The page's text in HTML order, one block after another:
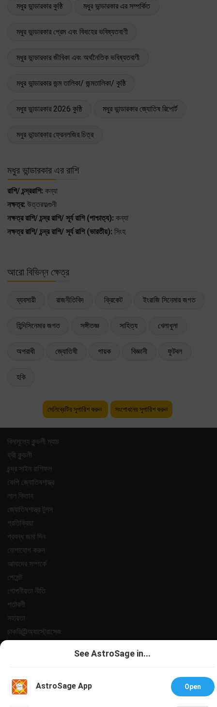
মধুর ভান্ডারকার কুষ্ঠি মধুর ভান্ডারকার এর সম্পর্কিত
মধুর ভান্ডারকার প্রেম এবং বিবাহের ভবিষ্যতবাণী
মধুর ভান্ডারকার জীবিকা এবং অর্থনৈতিক ভবিষ্যতবাণী
মধুর ভান্ডারকার জন্ম তালিকা/ জন্মতালিকা/ কুষ্ঠি
মধুর ভান্ডারকার 2026 কুষ্ঠি মধুর ভান্ডারকার জ্যোতিষ রিপোর্ট
মধুর ভান্ডারকার ফ্রেনলজির চিত্র
মধুর ভান্ডারকার এর রাশি
রাশি/ চন্দ্ররাশি: কন্যা
নক্ষত্র: উত্তরফল্গুনী
নক্ষত্র রাশি/ চন্দ্র রাশি/ সূর্য রাশি (পাশ্চাত্য): কন্যা
নক্ষত্র রাশি/ চন্দ্র রাশি/ সূর্য রাশি (ভারতীয়): সিংহ
আরো বিভিন্ন ক্ষেত্র
ব্যবসায়ী রাজনীতিবিদ ক্রিকেট ইংরাজি সিনেমার জগত
হিন্দিসিনেমার জগত সঙ্গীতজ্ঞ সাহিত্য খেলাধুলা
অপরাধী জ্যোতিষী গায়ক বিজ্ঞানী ফুটবল
হকি
সেলিব্রেটির সুপারিশ করুন সংশোধনের সুপারিশ করুন
বিনামূল্যে কুন্ডলী ম্যাচ
ফ্রী কুন্ডলী
চন্দ্র সাইন রাশিফল
কেপি জ্যোতিষশাস্ত্র
লাল কিতাব
জ্যোতিষশাস্ত্র টুলস
প্রতিক্রিয়া
প্রবন্ধ জমা দিন
যোগাযোগ করুন
আমাদের সম্পর্কে
পেমেন্ট
গোপনীয়তা নীতি
শর্তাবলী
সহায়তা
চাকরি@অ্যাস্ট্রোসেজ
All copyrights reserved 2025AstroSage.com
See AstroSage in...
AstroSage App Open